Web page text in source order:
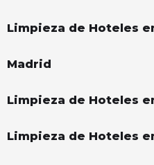
Limpieza de Hoteles
Madrid
Limpieza de Hoteles
Limpieza de Hoteles